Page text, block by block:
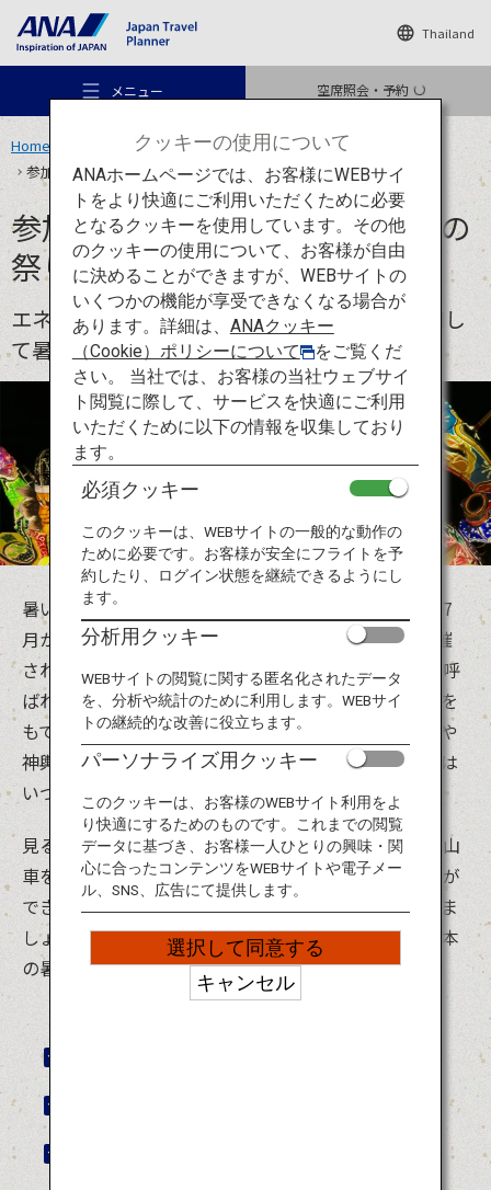
Thailand
メニュー 空席照会・予約
おすすめの旅
旅のアイデア
行き先
旅のお役立ち情報
ANA サービス
Home 旅のアイデア 特集
ANA OMATSURI TOURISM PROJECT
参加して盛り上がれる日本の夏の祭り9選
参加して盛り上がれる日本の夏の
祭り9選
エネルギー爆発！歌って踊って、夏祭りに参加し
て暑い日本の夏を乗り切ろう。
暑い夏は、日本の祭りのエネルギーが爆発する季節。7
月から9月にかけて日本各地でたくさんの夏祭りが開催
されます。日本では、昔から7月から8月の「お盆」と呼
ばれる時期に祖先の霊が戻ってくると言われ、その霊を
もてなすために様々な行事が行われていました。山車や
神輿で町内を練り歩いたり、踊ったり、それらの行事は
いつしかにぎやかで楽しいものになっていきました。
見るだけではもったいない！参加して一緒に踊ったり山
車を引いたりすれば、より身近にお祭りを感じることが
できます。地元の人々と一緒に声を出して盛り上がりま
しょう。ただし、水分補給と熱中症対策は万全に。日本
の暑い夏を満喫してください！
クッキーの使用について
ANAホームページでは、お客様にWEBサイ
トをより快適にご利用いただくために必要
となるクッキーを使用しています。その他
のクッキーの使用について、お客様が自由
に決めることができますが、WEBサイトの
いくつかの機能が享受できなくなる場合が
あります。詳細は、 ANAクッキー
（Cookie）ポリシーについて
をご覧くだ
さい。 当社では、お客様の当社ウェブサイ
ト閲覧に際して、サービスを快適にご利用
いただくために以下の情報を収集しており
ます。
必須クッキー
このクッキーは、WEBサイトの一般的な動作の
ために必要です。お客様が安全にフライトを予
約したり、ログイン状態を継続できるようにし
ます。
分析用クッキー
WEBサイトの閲覧に関する匿名化されたデータ
を、分析や統計のために利用します。WEBサイ
トの継続的な改善に役立ちます。
パーソナライズ用クッキー
このクッキーは、お客様のWEBサイト利用をよ
り快適にするためのものです。これまでの閲覧
データに基づき、お客様一人ひとりの興味・関
心に合ったコンテンツをWEBサイトや電子メー
ル、SNS、広告にて提供します。
選択して同意する
キャンセル